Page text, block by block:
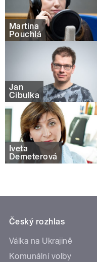
Martina
Pouchlá
Jan
Cibulka
Iveta
Demeterová
Český rozhlas
Válka na Ukrajině
Komunální volby